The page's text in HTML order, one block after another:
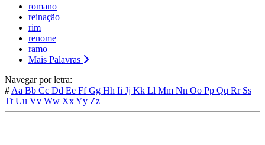
romano
reinação
rim
renome
ramo
Mais Palavras
Navegar por letra:
# Aa Bb Cc Dd Ee FfGg Hh Ii Jj Kk Ll Mm Nn Oo Pp Qq Rr Ss
Tt Uu Vv Ww XxYy Zz